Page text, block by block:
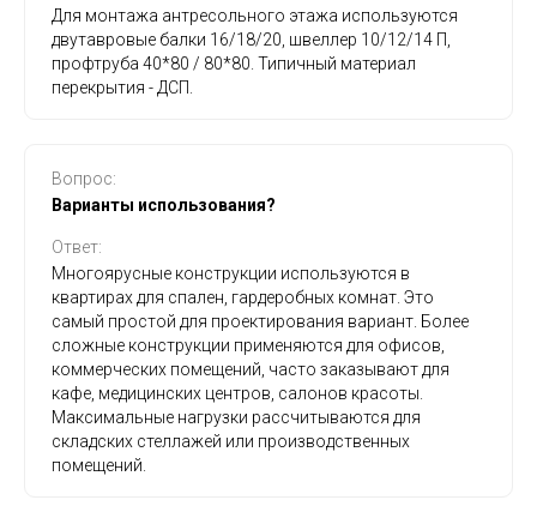
Для монтажа антресольного этажа используются
двутавровые балки 16/18/20, швеллер 10/12/14 П,
профтруба 40*80 / 80*80. Типичный материал
перекрытия - ДСП.
Вопрос:
Варианты использования?
Ответ:
Многоярусные конструкции используются в
квартирах для спален, гардеробных комнат. Это
самый простой для проектирования вариант. Более
сложные конструкции применяются для офисов,
коммерческих помещений, часто заказывают для
кафе, медицинских центров, салонов красоты.
Максимальные нагрузки рассчитываются для
складских стеллажей или производственных
помещений.